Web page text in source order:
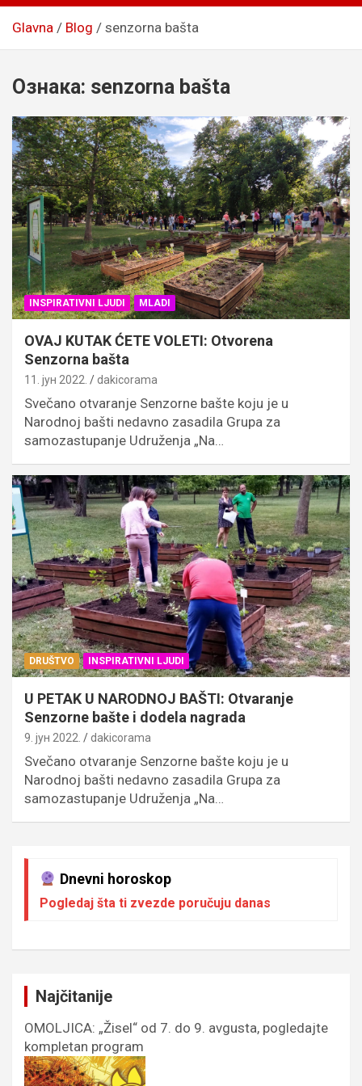
Glavna Blog senzorna bašta
Ознака: senzorna bašta
INSPIRATIVNI LJUDI MLADI
OVAJ KUTAK ĆETE VOLETI: Otvorena
Senzorna bašta
11. јун 2022. dakicorama
Svečano otvaranje Senzorne bašte koju je u
Narodnoj bašti nedavno zasadila Grupa za
samozastupanje Udruženja „Na…
DRUŠTVO INSPIRATIVNI LJUDI
U PETAK U NARODNOJ BAŠTI: Otvaranje
Senzorne bašte i dodela nagrada
9. јун 2022. dakicorama
Svečano otvaranje Senzorne bašte koju je u
Narodnoj bašti nedavno zasadila Grupa za
samozastupanje Udruženja „Na…
Dnevni horoskop
Pogledaj šta ti zvezde poručuju danas
Najčitanije
OMOLJICA: „Žisel“ od 7. do 9. avgusta, pogledajte
kompletan program